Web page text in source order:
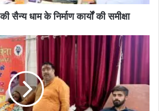
धाम के निर्माण कार्यों की समीक्षा